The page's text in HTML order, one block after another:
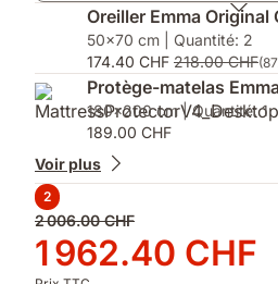
Oreiller Emma
50x70 cm | Quantité: 2
174.40 CHF 218.00 CHF
Protège-matelas Emma
180x200 cm | Quantité: 1
189.00 CHF
Voir plus
2
Prix
d'origine
2 006.00 CHF
2 006.00 CHF
Prix
1 962.40 CHF
1 962.40 CHF